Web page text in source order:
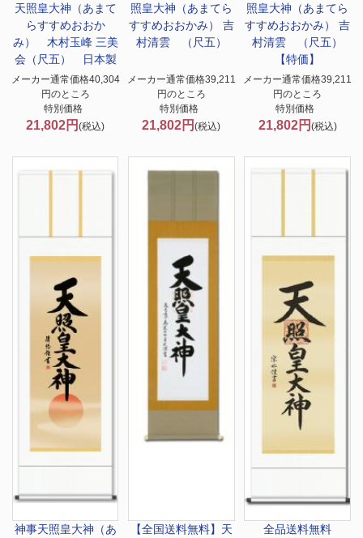
天照皇大神（あまて
らすすめおおか
み） 木村玉峰 三美
会（尺五） 日本製
メーカー通常価格40,304
円のところ
特別価格
21,802円(税込)
照皇大神（あまてら
すすめおおかみ） 吉
村清雲 （尺五）
メーカー通常価格39,211
円のところ
特別価格
21,802円(税込)
照皇大神（あまてら
すすめおおかみ） 吉
村清雲 （尺五）
【特価】
メーカー通常価格39,211
円のところ
特別価格
21,802円 (税込)
神事天照皇大神（あ
【全国送料無料】 天
全品送料無料